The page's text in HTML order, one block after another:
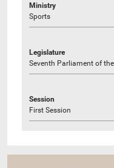
Ministry
Sports
Legislature
Seventh Parliament of the
Session
First Session